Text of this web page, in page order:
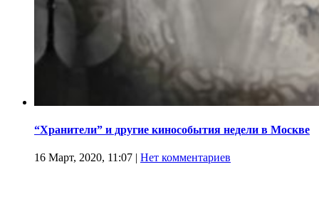
“Хранители” и другие кинособытия недели в Москве
16 Март, 2020, 11:07 | Нет комментариев